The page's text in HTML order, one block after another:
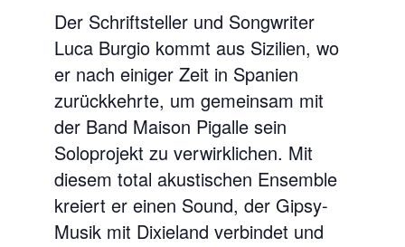
Der Schriftsteller und Songwriter
Luca Burgio kommt aus Sizilien, wo
er nach einiger Zeit in Spanien
zurückkehrte, um gemeinsam mit
der Band Maison Pigalle sein
Soloprojekt zu verwirklichen. Mit
diesem total akustischen Ensemble
kreiert er einen Sound, der Gipsy-
Musik mit Dixieland verbindet und